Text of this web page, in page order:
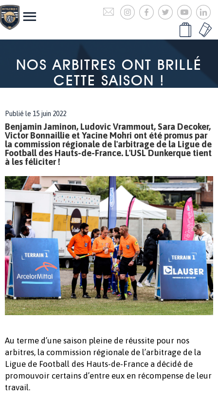
NOS ARBITRES ONT BRILLÉ
CETTE SAISON !
Publié le 15 juin 2022
Benjamin Jaminon, Ludovic Vrammout, Sara Decoker,
Victor Bonnaillie et Yacine Mohri ont été promus par
la commission régionale de l'arbitrage de la Ligue de
Football des Hauts-de-France. L'USL Dunkerque tient
à les féliciter !
Au terme d’une saison pleine de réussite pour nos
arbitres, la commission régionale de l’arbitrage de la
Ligue de Football des Hauts-de-France a décidé de
promouvoir certains d’entre eux en récompense de leur
travail.